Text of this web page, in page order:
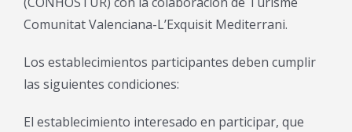
Comunitat Valenciana-L’Exquisit Mediterrani.
Los establecimientos participantes deben cumplir
las siguientes condiciones:
El establecimiento interesado en participar, que